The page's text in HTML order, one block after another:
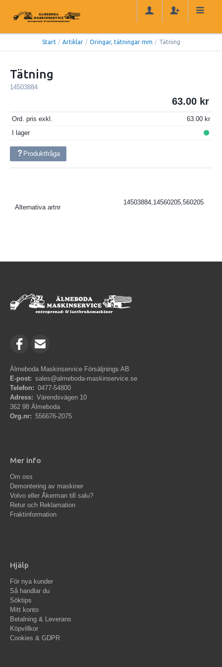
Start / Artiklar / Oringar, tätningar mm / Tätning
Tätning
14503884
63.00
Ord. pris exkl.
63.00
I lager
Produktfråga
Alternativa artnr
14503884,14560205,560205
Älmeboda Maskinservice Försäljnings AB
E-post: sales@almeboda-maskinservice.se
Telefon: 0477-54800
Adress: Värendsvägen 10
362 98 Älmeboda
Org.nr: 556676-2075
Mer info
Om oss
Demontering av maskiner
Volvo eller Åkerman till salu?
Retur och Reklamation
Fraktinformation
Hjälp
För nya kunder
Så handlar du
Söktips
Mitt konto
Betalning & Leverans
Köpvillkor
Cookies & GDPR